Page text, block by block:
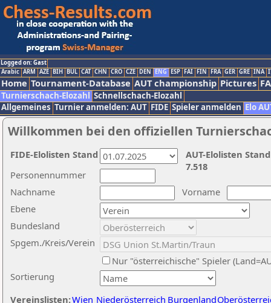
Logged on: Gast
Arabic ARM AZE BIH BUL CAT CHN CRO CZE DEN ENG ESP FAI FIN FRA GER GRE INA
Home Tournament-Database AUT championship Pictures
Turnierschach-Elozahl Schnellschach-Elozahl
Allgemeines Turnier anmelden: AUT FIDE Spieler anmelden Elo
Willkommen bei den offiziellen
Nachname
Vorname
Ebene
Sortierung
Personennummer
Bundesland
Spgem./Kreis/Verein
Nur "österreichische" Spieler
Vereinslisten:Wien Niederösterreich Burgenland
AUT-Elolisten
7.518
FIDE-Elolisten Stand